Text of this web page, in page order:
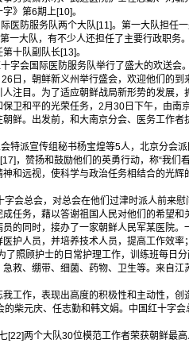
》第6期上[10]。
防服务队两个大队[11]。第一大队担任
一大队，有不少人还担任了主要行政职务
十队副队长[13]。
会国际医防服务队举行了盛大的欢送会
日，朝鲜新义州举行盛会，欢迎他们的到
目。为了适应朝鲜战局新形势的发展，
卫和平的光荣任务，2月30日下午，由南
鲜。出发前，和大南京分会、医务工作
派宣传组秘书杨宝煌等5人，北京分会
，赞扬和鼓励他们的英勇行动，称“我们
和远视，使科学与政治任务相结合的光
总会，对总会在他们过津时派人前来慰
任务，藉以答谢祖国人民对他们的希望和
的同时，接办了一家朝鲜人民军某医院。
护人员，并培养技术人员，提高工作效
照顾护士的日常护理工作，训练班每日
急救、绷带、细菌、药物、卫生等。来自
作，表现出高度的积极性和主动性，创
柴元庆、任志勤和韩文娟。中国红十字
两个大队30位模范工作者荣获朝鲜最高